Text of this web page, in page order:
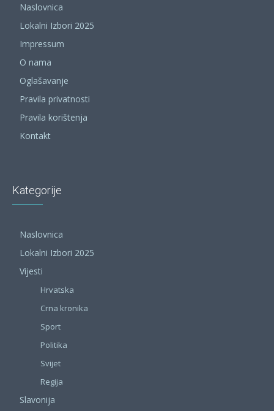
Naslovnica
Lokalni Izbori 2025
Impressum
O nama
Oglašavanje
Pravila privatnosti
Pravila korištenja
Kontakt
Kategorije
Naslovnica
Lokalni Izbori 2025
Vijesti
Hrvatska
Crna kronika
Sport
Politika
Svijet
Regija
Slavonija